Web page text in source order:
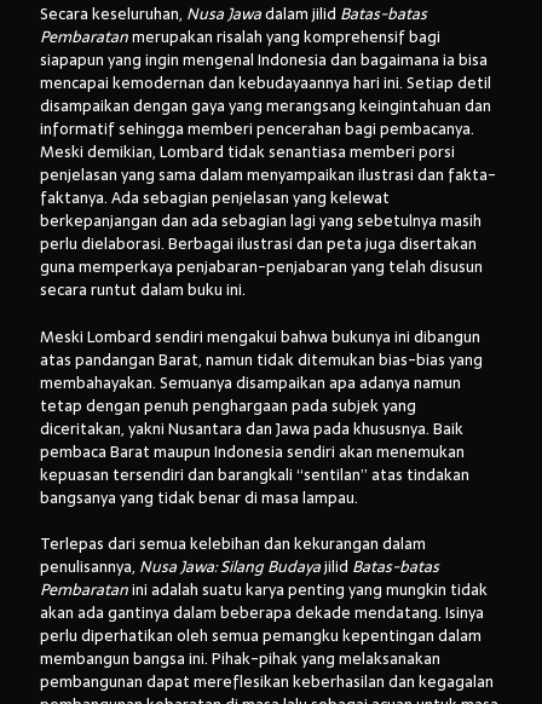
Secara keseluruhan, Nusa Jawadalam jilid Batas-batas
Pembaratanmerupakan risalah yang komprehensif bagi
siapapun yang ingin mengenal Indonesia dan bagaimana ia bisa
mencapai kemodernan dan kebudayaannya hari ini. Setiap detil
disampaikan dengan gaya yang merangsang keingintahuan dan
informatif sehingga memberi pencerahan bagi pembacanya.
Meski demikian, Lombard tidak senantiasa memberi porsi
penjelasan yang sama dalam menyampaikan ilustrasi dan fakta-
faktanya. Ada sebagian penjelasan yang kelewat
berkepanjangan dan ada sebagian lagi yang sebetulnya masih
perlu dielaborasi. Berbagai ilustrasi dan peta juga disertakan
guna memperkaya penjabaran-penjabaran yang telah disusun
secara runtut dalam buku ini.
Meski Lombard sendiri mengakui bahwa bukunya ini dibangun
atas pandangan Barat, namun tidak ditemukan bias-bias yang
membahayakan. Semuanya disampaikan apa adanya namun
tetap dengan penuh penghargaan pada subjek yang
diceritakan, yakni Nusantara dan Jawa pada khususnya. Baik
pembaca Barat maupun Indonesia sendiri akan menemukan
kepuasan tersendiri dan barangkali “sentilan” atas tindakan
bangsanya yang tidak benar di masa lampau.
Terlepas dari semua kelebihan dan kekurangan dalam
penulisannya, Nusa Jawa: Silang Budayajilid Batas-batas
Pembaratanini adalah suatu karya penting yang mungkin tidak
akan ada gantinya dalam beberapa dekade mendatang. Isinya
perlu diperhatikan oleh semua pemangku kepentingan dalam
membangun bangsa ini. Pihak-pihak yang melaksanakan
pembangunan dapat mereflesikan keberhasilan dan kegagalan